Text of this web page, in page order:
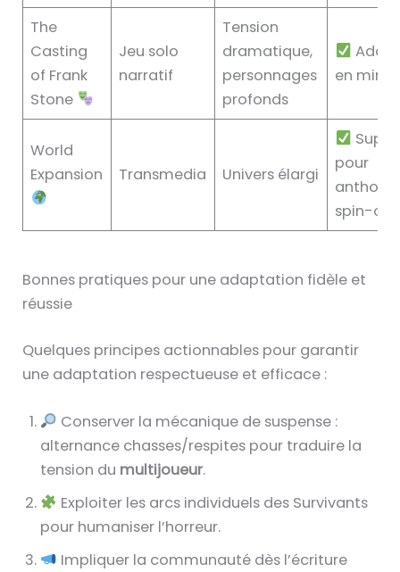
The
Casting
of Frank
Stone
Jeu solo
narratif
Tension
dramatique,
personnages
profonds
en mini-
World
Expansion
Transmedia Univers élargi
pour
spin-
Bonnes pratiques pour une adaptation fidèle et
réussie
Quelques principes actionnables pour garantir
une adaptation respectueuse et efficace :
Conserver la mécanique de suspense :
alternance chasses/respites pour traduire la
tension du multijoueur.
Exploiter les arcs individuels des Survivants
pour humaniser l’horreur.
Impliquer la communauté dès l’écriture